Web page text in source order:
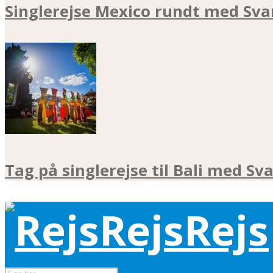
Singlerejse Mexico rundt med
Tag på singlerejse til Bali med